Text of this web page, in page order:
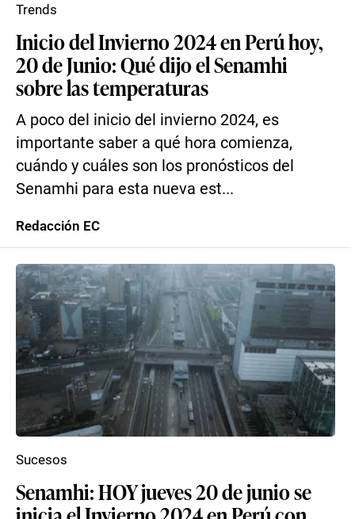
Inicio del Invierno 2024 en Perú hoy,
20 de Junio: Qué dijo el Senamhi
sobre las temperaturas
A poco del inicio del invierno 2024, es
importante saber a qué hora comienza,
cuándo y cuáles son los pronósticos del
Senamhi para esta nueva est...
Trends
Redacción EC
Senamhi: HOY jueves 20 de junio se
Sucesos